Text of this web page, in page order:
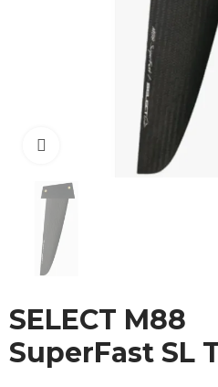
Cliquez pour agrandir
SELECT M88
SuperFast SL